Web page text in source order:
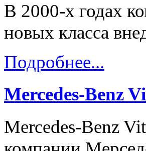
В 2000-х годах
новых класса
Подробнее...
Mercedes-Benz
Mercedes-Benz